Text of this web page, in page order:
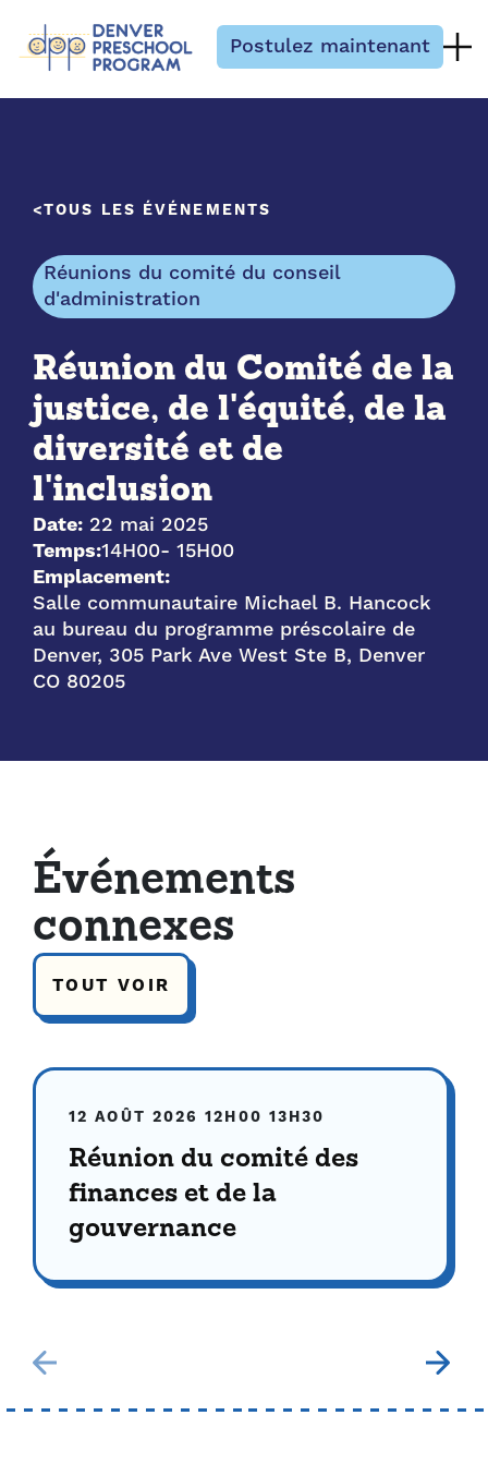
Postulez maintenant
TOUS LES ÉVÉNEMENTS
Réunions du comité du conseil
d'administration
Réunion du Comité de la
justice, de l'équité, de la
diversité et de
l'inclusion
Date: 22 mai 2025
Temps:14H00- 15H00
Emplacement:
Salle communautaire Michael B. Hancock
au bureau du programme préscolaire de
Denver, 305 Park Ave West Ste B, Denver
CO 80205
Événements
connexes
TOUT VOIR
12 AOÛT 2026 12H00 13H30
Réunion du comité des
finances et de la
gouvernance